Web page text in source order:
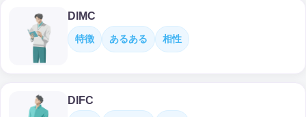
DIMC
特徴 あるある 相性
DIFC